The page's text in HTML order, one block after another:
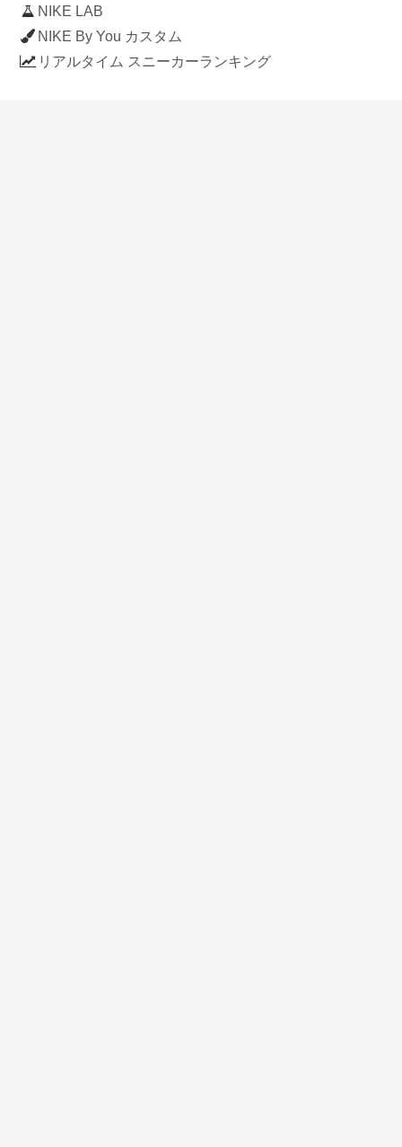
NIKE LAB
NIKE By You カスタム
リアルタイム スニーカーランキング